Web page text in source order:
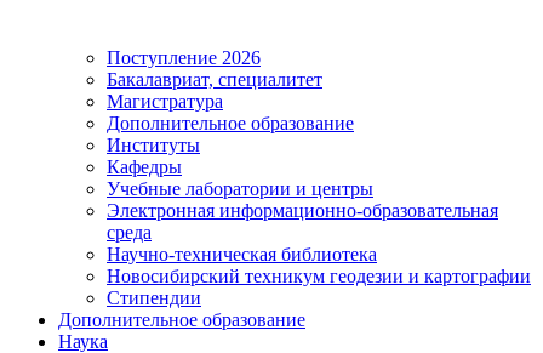
Поступление 2026
Бакалавриат, специалитет
Магистратура
Дополнительное образование
Институты
Кафедры
Учебные лаборатории и центры
Электронная информационно-образовательная
среда
Научно-техническая библиотека
Новосибирский техникум геодезии и картографии
Стипендии
Дополнительное образование
Наука